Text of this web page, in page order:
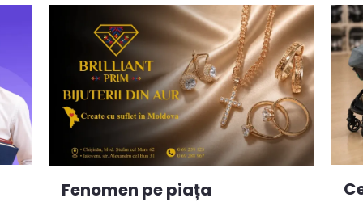
Fenomen pe piața